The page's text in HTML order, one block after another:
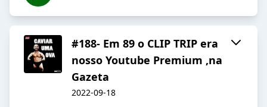
#188- Em 89 o CLIP TRIP era
nosso Youtube Premium ,na
Gazeta
2022-09-18